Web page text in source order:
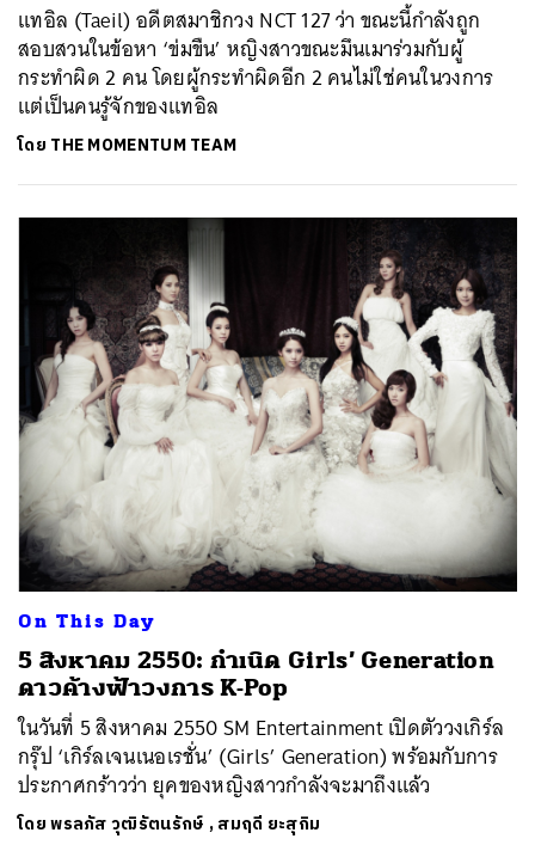
แทอิล (Taeil) อดีตสมาชิกวง NCT 127 ว่า ขณะนี้กำลังถูก
สอบสวนในข้อหา ‘ข่มขืน’ หญิงสาวขณะมึนเมาร่วมกับผู้
กระทำผิด 2 คน โดยผู้กระทำผิดอีก 2 คนไม่ใช่คนในวงการ
แต่เป็นคนรู้จักของแทอิล
โดย THE MOMENTUM TEAM
On This Day
5 สิงหาคม 2550: กำเนิด Girls’ Generation
ดาวค้างฟ้าวงการ K-Pop
ในวันที่ 5 สิงหาคม 2550 SM Entertainment เปิดตัววงเกิร์ล
กรุ๊ป ‘เกิร์ลเจนเนอเรชั่น’ (Girls’ Generation) พร้อมกับการ
ประกาศกร้าวว่า ยุคของหญิงสาวกำลังจะมาถึงแล้ว
โดยพรลภัส วุฒิรัตนรักษ์ ,สมฤดี ยะสุกิม
SHARE TWEET LINE EMAIL